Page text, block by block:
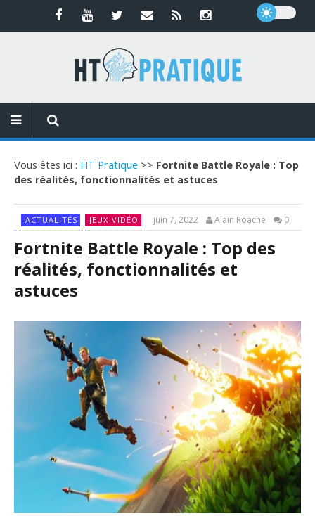
Vous êtes ici : HT Pratique >> Fortnite Battle Royale : Top
des réalités, fonctionnalités et astuces
ACTUALITÉS JEUX-VIDÉO juin 7, 2022 Alain Roache 0
Fortnite Battle Royale : Top des
réalités, fonctionnalités et
astuces